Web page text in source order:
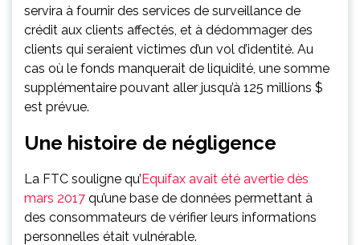
servira à fournir des services de surveillance de
crédit aux clients affectés, et à dédommager des
clients qui seraient victimes d’un vol d’identité. Au
cas où le fonds manquerait de liquidité, une somme
supplémentaire pouvant aller jusqu’à 125 millions $
est prévue.
Une histoire de négligence
La FTC souligne qu’Equifax avait été avertie dès
mars 2017 qu’une base de données permettant à
des consommateurs de vérifier leurs informations
personnelles était vulnérable.